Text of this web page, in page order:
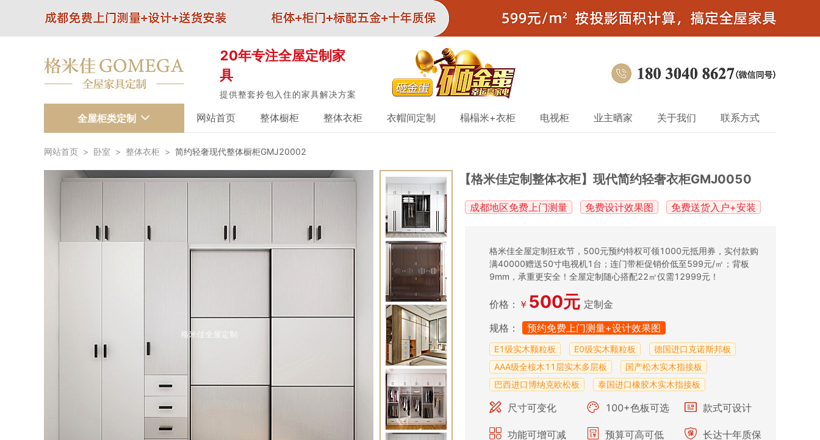
20年专注全屋定制家
具
提供整套拎包入住的家具解决方案
全屋柜类定制 网站首页 整体橱柜 整体衣柜 衣帽间定制 榻榻米+衣柜 电视柜 业主晒家 关于我们 联系方式
网站首页 > 卧室 > 整体衣柜 > 简约轻奢现代整体橱柜GMJ20002
【格米佳定制整体衣柜】现代简约轻奢衣柜GMJ0050
成都地区免费上门测量 免费设计效果图 免费送货入户+安装
格米佳全屋定制狂欢节，500元预约特权可领1000元抵用券，实付款购
满40000赠送50寸电视机1台；连门带柜促销价低至599元/㎡；背板
9mm，承重更安全！全屋定制随心搭配22㎡仅需12999元！
价格： ￥ 500元 定制金
规格：
预约免费上门测量+设计效果图
E1级实木颗粒板 E0级实木颗粒板
德国进口克诺斯邦板
AAA级全桉木11层实木多层板
国产松木实木指接板
巴西进口博纳克欧松板
泰国进口橡胶木实木指接板
尺寸可变化 100+色板可选 款式可设计
功能可增可减 预算可高可低 长达十年质保